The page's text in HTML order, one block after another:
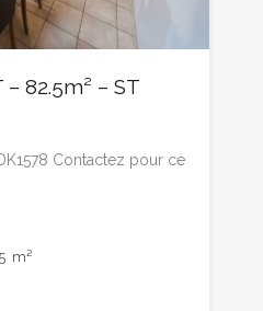
82.5m² – ST
Contactez pour ce
m²